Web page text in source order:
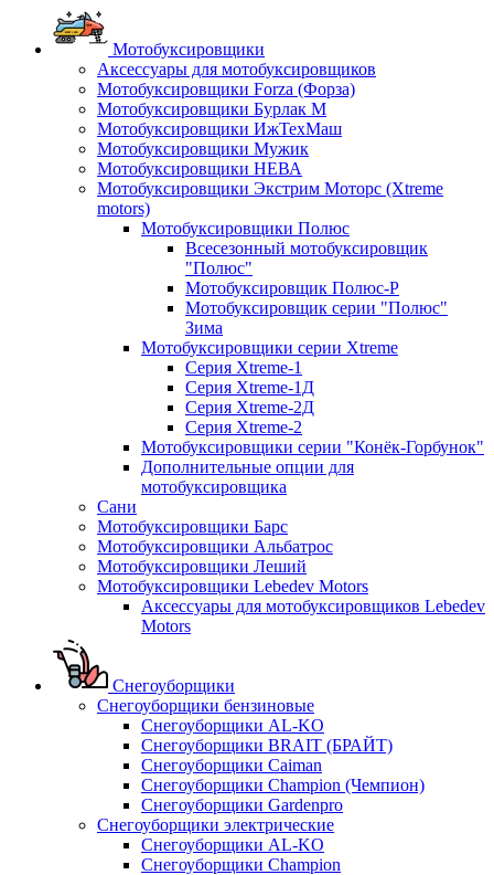
Мотобуксировщики
Аксессуары для мотобуксировщиков
Мотобуксировщики Forza (Форза)
Мотобуксировщики Бурлак М
Мотобуксировщики ИжТехМаш
Мотобуксировщики Мужик
Мотобуксировщики НЕВА
Мотобуксировщики Экстрим Моторс (Xtreme
motors)
Мотобуксировщики Полюс
Всесезонный мотобуксировщик
"Полюс"
Мотобуксировщик Полюс-Р
Мотобуксировщик серии "Полюс"
Зима
Мотобуксировщики серии Xtreme
Серия Xtreme-1
Серия Xtreme-1Д
Серия Xtreme-2Д
Серия Xtreme-2
Мотобуксировщики серии "Конёк-Горбунок"
Дополнительные опции для
мотобуксировщика
Сани
Мотобуксировщики Барс
Мотобуксировщики Альбатрос
Мотобуксировщики Леший
Мотобуксировщики Lebedev Motors
Аксессуары для мотобуксировщиков Lebedev
Motors
Снегоуборщики
Снегоуборщики бензиновые
Снегоуборщики AL-KO
Снегоуборщики BRAIT (БРАЙТ)
Снегоуборщики Caiman
Снегоуборщики Champion (Чемпион)
Снегоуборщики Gardenpro
Снегоуборщики электрические
Снегоуборщики AL-KO
Снегоуборщики Champion